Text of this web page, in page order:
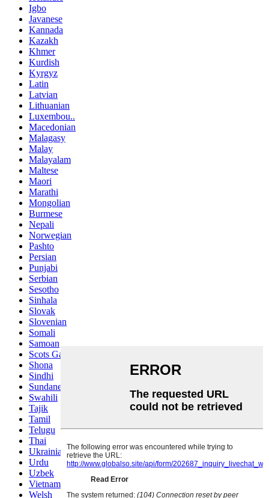
Igbo
Javanese
Kannada
Kazakh
Khmer
Kurdish
Kyrgyz
Latin
Latvian
Lithuanian
Luxembou..
Macedonian
Malagasy
Malay
Malayalam
Maltese
Maori
Marathi
Mongolian
Burmese
Nepali
Norwegian
Pashto
Persian
Punjabi
Serbian
Sesotho
Sinhala
Slovak
Slovenian
Somali
Samoan
Scots Gaelic
Shona
Sindhi
Sundanese
Swahili
Tajik
Tamil
Telugu
Thai
Ukrainian
Urdu
Uzbek
Vietnamese
Welsh